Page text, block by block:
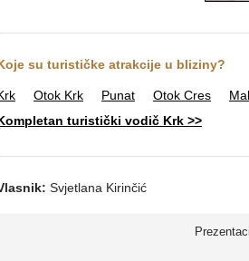
su turističke atrakcije u bliziny?
Otok Krk Punat Otok Cres
turistički vodič Krk >>
Svjetlana Kirinčić